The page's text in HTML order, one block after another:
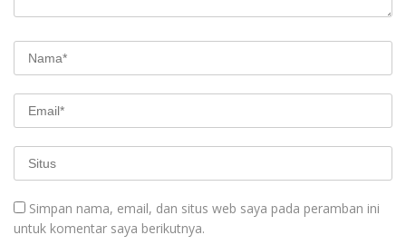
Simpan nama, email, dan situs web saya pada peramban ini
untuk komentar saya berikutnya.